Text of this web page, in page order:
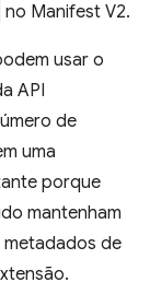
no Manifest V2.
usar o
API
de
uma
porque
mantenham
metadados de